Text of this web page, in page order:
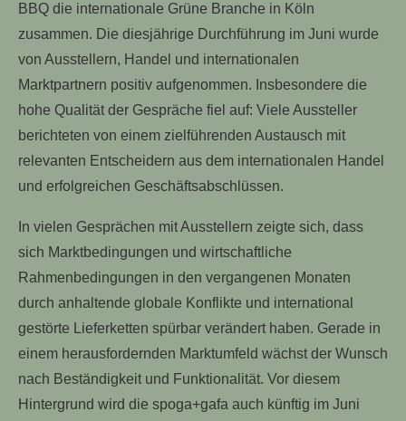
BBQ die internationale Grüne Branche in Köln
zusammen. Die diesjährige Durchführung im Juni wurde
von Ausstellern, Handel und internationalen
Marktpartnern positiv aufgenommen. Insbesondere die
hohe Qualität der Gespräche fiel auf: Viele Aussteller
berichteten von einem zielführenden Austausch mit
relevanten Entscheidern aus dem internationalen Handel
und erfolgreichen Geschäftsabschlüssen.
In vielen Gesprächen mit Ausstellern zeigte sich, dass
sich Marktbedingungen und wirtschaftliche
Rahmenbedingungen in den vergangenen Monaten
durch anhaltende globale Konflikte und international
gestörte Lieferketten spürbar verändert haben. Gerade in
einem herausfordernden Marktumfeld wächst der Wunsch
nach Beständigkeit und Funktionalität. Vor diesem
Hintergrund wird die spoga+gafa auch künftig im Juni